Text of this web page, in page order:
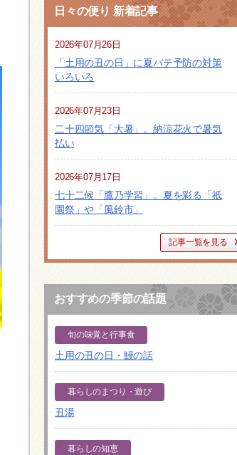
日々の便り 新着記事
2026年07月26日
「土用の丑の日」に夏バテ予防の対策
いろいろ
2026年07月23日
二十四節気「大暑」。納涼花火で暑気
払い
2026年07月17日
七十二候「鷹乃学習」。夏を彩る「祇
園祭」や「風鈴市」
記事一覧を見る
おすすめの季節の話題
旬の味覚と行事食
土用の丑の日・鰻の話
暮らしのまつり・遊び
丑湯
暮らしの知恵